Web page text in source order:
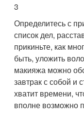
3
Определитесь с
список дел,
прикиньте, как
быть, уложить
макияжа можно
завтрак с собой и
хватит времени,
вполне возможно